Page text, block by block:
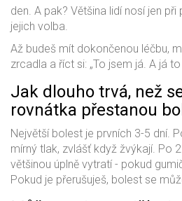
den. A pak? Většina lidí nosí jen
jejich volba.
Až budeš mít dokončenou léčbu,
zrcadla a říct si: „To jsem já. A já to
Jak dlouho trvá, než
rovnátka přestanou
Největší bolest je prvních 3-5 dní.
mírný tlak, zvlášť když žvýkají. Po
většinou úplně vytratí - pokud
Pokud je přerušuješ, bolest se